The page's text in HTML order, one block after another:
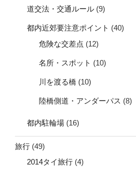
道交法・交通ルール (9)
都内近郊要注意ポイント (40)
危険な交差点 (12)
名所・スポット (10)
川を渡る橋 (10)
陸橋側道・アンダーパス (8)
都内駐輪場 (16)
旅行 (49)
2014タイ旅行 (4)